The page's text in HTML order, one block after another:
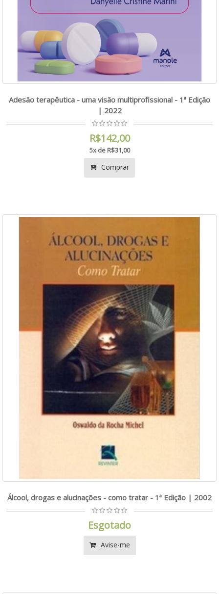
Adesão terapêutica - uma visão multiprofissional - 1ª Edição
| 2022
R$142,00
5x de R$31,00
Comprar
Álcool, drogas e alucinações - como tratar - 1ª Edição | 2002
Esgotado
Avise-me